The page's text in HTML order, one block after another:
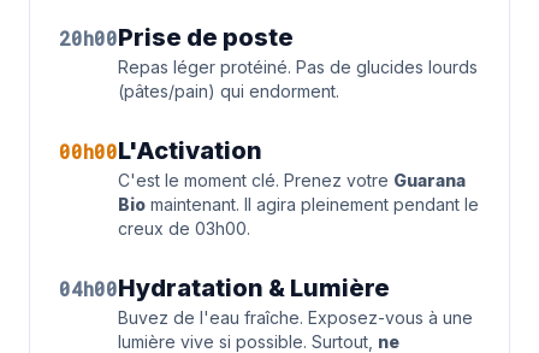
20h00Prise de poste
Repas léger protéiné. Pas de glucides lourds
(pâtes/pain) qui endorment.
00h00L'Activation
C'est le moment clé. Prenez votre Guarana
Bio maintenant. Il agira pleinement pendant le
creux de 03h00.
04h00Hydratation & Lumière
Buvez de l'eau fraîche. Exposez-vous à une
lumière vive si possible. Surtout, ne